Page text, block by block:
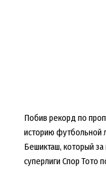
Побив рекорд по
историю футбольной
Бешикташ, который
суперлиги Спор Тото